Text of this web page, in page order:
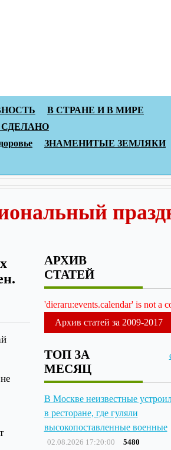
В СТРАНЕ И В МИРЕ
ЗНАМЕНИТЫЕ ЗЕМЛЯКИ
АРХИВ
СТАТЕЙ
'dieraru:events.calendar' is not a
Архив статей за 2009-2017
ТОП ЗА
МЕСЯЦ
В Москве неизвестные
в ресторане, где гуляли
высокопоставленные военные
02.08.2026 17:20:00 5480